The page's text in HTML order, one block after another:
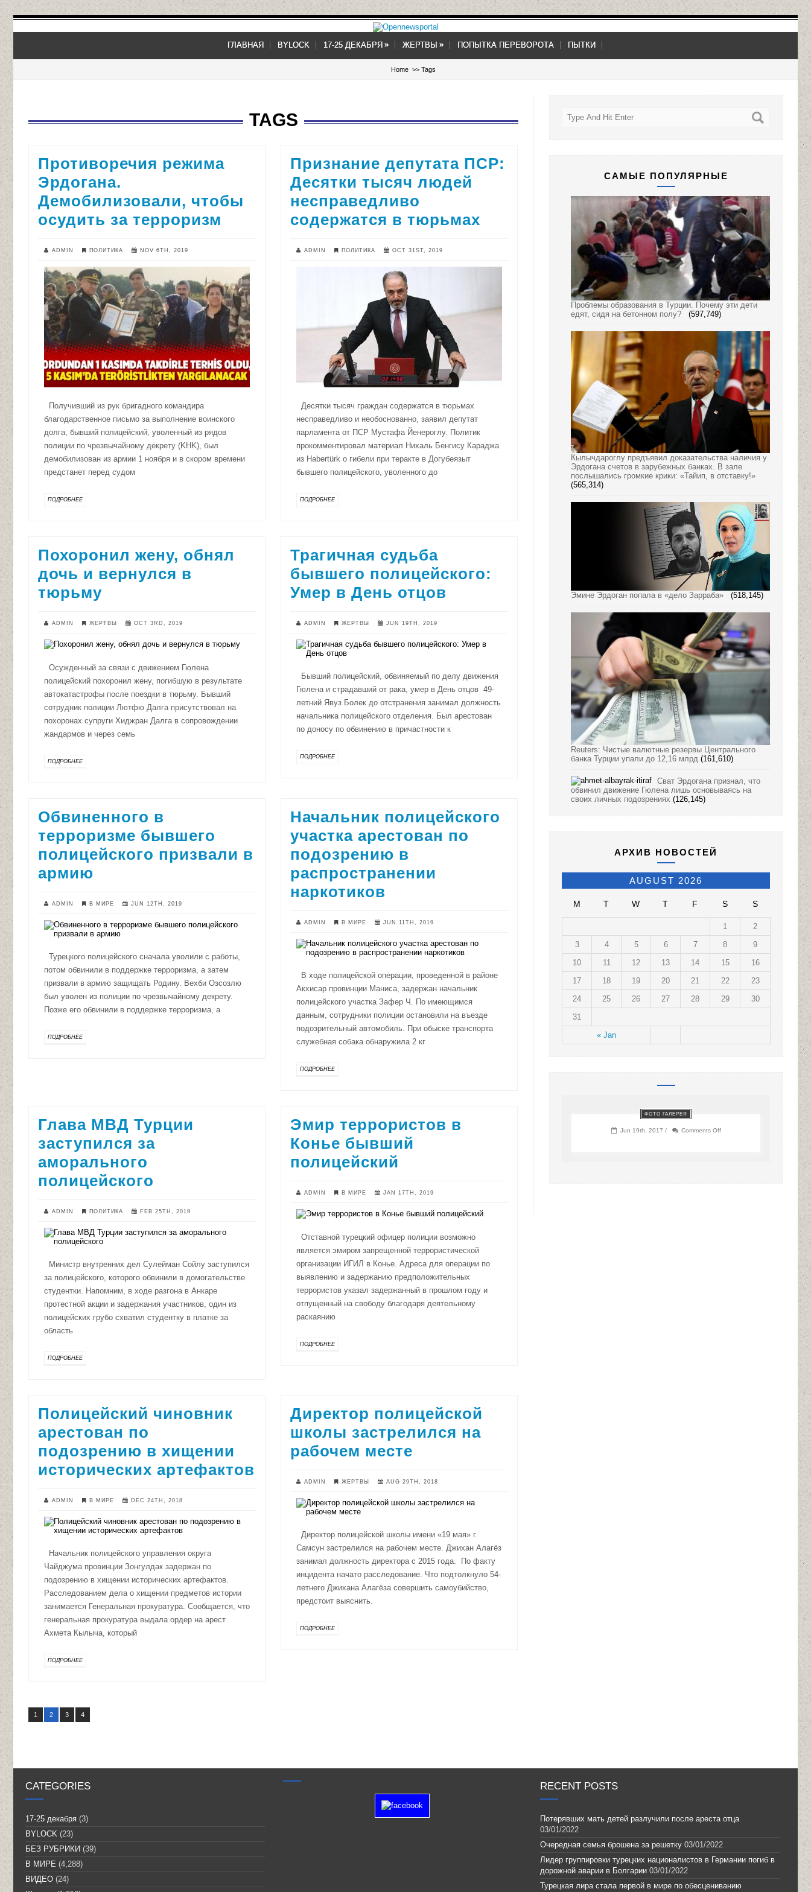
ГЛАВНАЯ BYLOCK 17-25 ДЕКАБРЯ »
» ЖЕРТВЫ »
» ПОПЫТКА ПЕРЕВОРОТА ПЫТКИ
Home >> Tags
TAGS
Противоречия режима
Эрдогана.
Демобилизовали, чтобы
осудить за терроризм
ADMIN ПОЛИТИКА NOV 6TH, 2019
Получивший из рук бригадного командира
благодарственное письмо за выполнение воинского
долга, бывший полицейский, уволенный из рядов
полиции по чрезвычайному декрету (KHK), был
демобилизован из армии 1 ноября и в скором времени
предстанет перед судом
ПОДРОБНЕЕ
Признание депутата ПСР:
Десятки тысяч людей
несправедливо
содержатся в тюрьмах
ADMIN ПОЛИТИКА OCT 31ST, 2019
Десятки тысяч граждан содержатся в тюрьмах
несправедливо и необоснованно, заявил депутат
парламента от ПСР Мустафа Йенероглу. Политик
прокомментировал материал Нихаль Бенгису Караджа
из Habertürk о гибели при теракте в Догубеязыт
бывшего полицейского, уволенного до
ПОДРОБНЕЕ
Похоронил жену, обнял
дочь и вернулся в
тюрьму
ADMIN ЖЕРТВЫ OCT 3RD, 2019
Осужденный за связи с движением Гюлена
полицейский похоронил жену, погибшую в результате
автокатастрофы после поездки в тюрьму. Бывший
сотрудник полиции Лютфю Далга присутствовал на
похоронах супруги Хиджран Далга в сопровождении
жандармов и через семь
ПОДРОБНЕЕ
Трагичная судьба
бывшего полицейского:
Умер в День отцов
ADMIN ЖЕРТВЫ JUN 19TH, 2019
Бывший полицейский, обвиняемый по делу движения
Гюлена и страдавший от рака, умер в День отцов 49-
летний Явуз Болек до отстранения занимал должность
начальника полицейского отделения. Был арестован
по доносу по обвинению в причастности к
ПОДРОБНЕЕ
Обвиненного в
терроризме бывшего
полицейского призвали в
армию
ADMIN В МИРЕ JUN 12TH, 2019
Турецкого полицейского сначала уволили с работы,
потом обвинили в поддержке терроризма, а затем
призвали в армию защищать Родину. Вехби Озсозлю
был уволен из полиции по чрезвычайному декрету.
Позже его обвинили в поддержке терроризма, а
ПОДРОБНЕЕ
Начальник полицейского
участка арестован по
подозрению в
распространении
наркотиков
ADMIN В МИРЕ JUN 11TH, 2019
В ходе полицейской операции, проведенной в районе
Акхисар провинции Маниса, задержан начальник
полицейского участка Зафер Ч. По имеющимся
данным, сотрудники полиции остановили на въезде
подозрительный автомобиль. При обыске транспорта
служебная собака обнаружила 2 кг
ПОДРОБНЕЕ
Глава МВД Турции
заступился за
аморального
полицейского
ADMIN ПОЛИТИКА FEB 25TH, 2019
Министр внутренних дел Сулейман Сойлу заступился
за полицейского, которого обвинили в домогательстве
студентки. Напомним, в ходе разгона в Анкаре
протестной акции и задержания участников, один из
полицейских грубо схватил студентку в платке за
область
ПОДРОБНЕЕ
Эмир террористов в
Конье бывший
полицейский
ADMIN В МИРЕ JAN 17TH, 2019
Отставной турецкий офицер полиции возможно
является эмиром запрещенной террористической
организации ИГИЛ в Конье. Адреса для операции по
выявлению и задержанию предположительных
террористов указал задержанный в прошлом году и
отпущенный на свободу благодаря деятельному
раскаянию
ПОДРОБНЕЕ
Полицейский чиновник
арестован по
подозрению в хищении
исторических артефактов
ADMIN В МИРЕ DEC 24TH, 2018
Начальник полицейского управления округа
Чайджума провинции Зонгулдак задержан по
подозрению в хищении исторических артефактов.
Расследованием дела о хищении предметов истории
занимается Генеральная прокуратура. Сообщается, что
генеральная прокуратура выдала ордер на арест
Ахмета Кылыча, который
ПОДРОБНЕЕ
Директор полицейской
школы застрелился на
рабочем месте
ADMIN ЖЕРТВЫ AUG 29TH, 2018
Директор полицейской школы имени «19 мая» г.
Самсун застрелился на рабочем месте. Джихан Алагёз
занимал должность директора с 2015 года. По факту
инцидента начато расследование. Что подтолкнуло 54-
летнего Джихана Алагёза совершить самоубийство,
предстоит выяснить.
ПОДРОБНЕЕ
1 2 3 4
САМЫЕ ПОПУЛЯРНЫЕ
Проблемы образования в Турции. Почему эти дети
едят, сидя на бетонном полу?
(597,749)
Кылычдароглу предъявил доказательства наличия у
Эрдогана счетов в зарубежных банках. В зале
послышались громкие крики: «Тайип, в отставку!»
(565,314)
Эмине Эрдоган попала в «дело Зарраба» (518,145)
Reuters: Чистые валютные резервы Центрального
банка Турции упали до 12,16 млрд (161,610)
Сват Эрдогана признал, что
обвинил движение Гюлена лишь основываясь на
своих личных подозрениях (126,145)
АРХИВ НОВОСТЕЙ
AUGUST 2026
M T W T F S S
« Jan
1
2
3
4 5 6 7 8
9
10
11 12 13 14 15
16
17
18 19 20 21 22
23
24
25 26 27 28 29
30
31
ФОТО ГАЛЕРЕЯ
Jun 19th, 2017 / Comments Offon
CATEGORIES
17-25 декабря (3)
BYLOCK (23)
БЕЗ РУБРИКИ (39)
В МИРЕ (4,288)
ВИДЕО (24)
RECENT POSTS
Потерявших мать детей разлучили после ареста отца
03/01/2022
Очередная семья брошена за решетку 03/01/2022
Лидер группировки турецких националистов в Германии погиб в
дорожной аварии в Болгарии 03/01/2022
Турецкая лира стала первой в мире по обесцениванию